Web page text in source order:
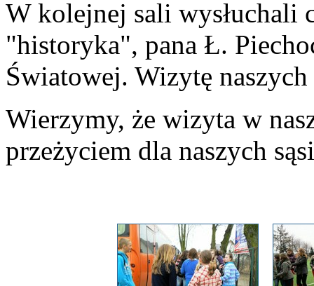
W kolejnej sali wysłuchali
"historyka", pana Ł.
Światowej. Wizytę
Wierzymy, że wizyta w
przeżyciem dla naszych